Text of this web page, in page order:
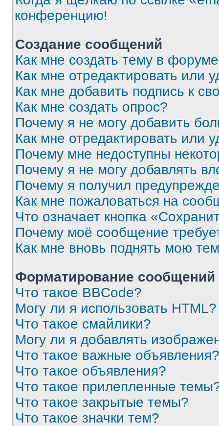
конференцию!
Создание сообщений
Как мне создать тему в
Как мне отредактировать или
Как мне добавить подпись к
Как мне создать опрос?
Почему я не могу добавить
Как мне отредактировать или
Почему мне недоступны
Почему я не могу добавлять
Почему я получил
Как мне пожаловаться на
Что означает кнопка
Почему моё сообщение
Как мне вновь поднять мою
Форматирование
Что такое BBCode?
Могу ли я использовать HTML?
Что такое смайлики?
Могу ли я добавлять
Что такое важные объявления?
Что такое объявления?
Что такое прилепленные
Что такое закрытые темы?
Что такое значки тем?